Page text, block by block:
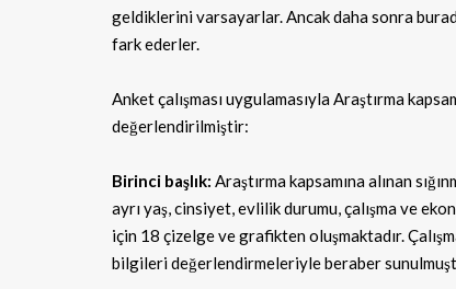
geldiklerini varsayarlar. Ancak daha sonra
fark ederler.
Anket çalışması uygulamasıyla Araştırma
değerlendirilmiştir:
Birinci başlık: Araştırma kapsamına alınan
ayrı yaş, cinsiyet, evlilik durumu, çalışma ve
için 18 çizelge ve grafikten oluşmaktadır.
bilgileri değerlendirmeleriyle beraber